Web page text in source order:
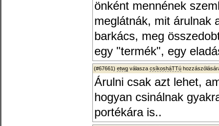
önként mennének
meglátnák, mit árulnak
barkács, meg
egy "termék", egy
(#67661) etwg válasza csíkosháTTú
Árulni csak azt lehet,
hogyan csinálnak
portékára is..